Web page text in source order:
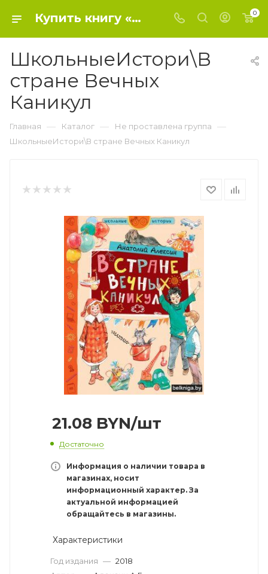
Купить книгу «ШкольныеИстори\В стране Вечных Каникул» 2018, Алексин А.Г. - Не проставлена группа 0
ШкольныеИстори\В
стране Вечных
Каникул
Главная — Каталог — Не проставлена группа —
ШкольныеИстори\В стране Вечных Каникул
21.08 BYN/шт
Достаточно
Информация о наличии товара в
магазинах, носит
информационный характер. За
актуальной информацией
обращайтесь в магазины.
Характеристики
Год издания — 2018